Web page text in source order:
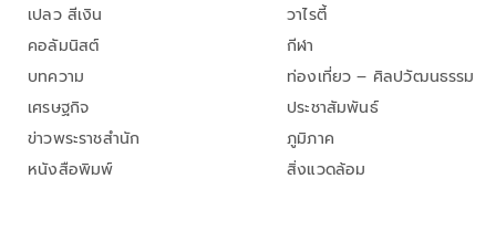
เปลว สีเงิน
คอลัมนิสต์
บทความ
เศรษฐกิจ
ข่าวพระราชสำนัก
หนังสือพิมพ์
วาไรตี้
กีฬา
ท่องเที่ยว – ศิลปวัฒนธรรม
ประชาสัมพันธ์
ภูมิภาค
สิ่งแวดล้อม